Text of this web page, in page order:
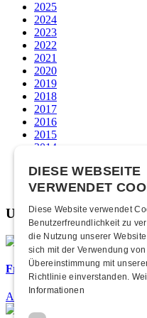
2025
2024
2023
2022
2021
2020
2019
2018
2017
2016
2015
2014
2012
2011
Unsere beliebtesten
Frisch bestätigt: 25 Jahre
Am Samstag, 26. September
DIESE WEBSEITE
VERWENDET
Diese Website verwendet
Benutzerfreundlichkeit zu
die Nutzung unserer
sich mit der Verwendung
Übereinstimmung mit
Richtlinie einverstanden.
Informationen